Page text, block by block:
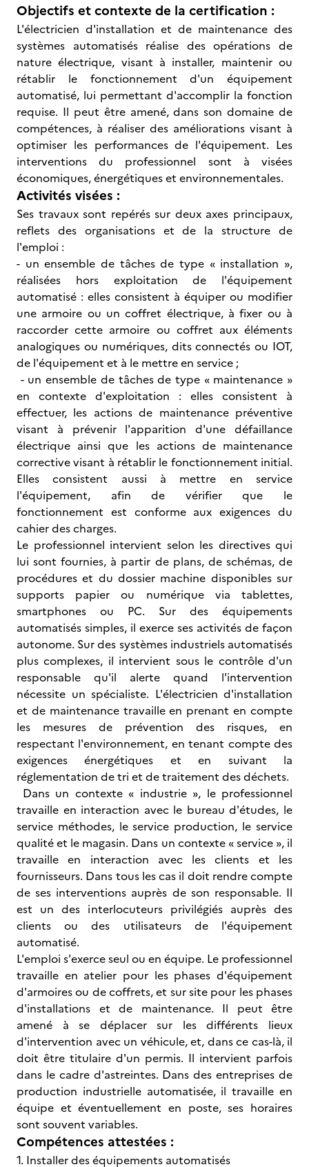
Objectifs et contexte de la certification :
L'électricien d'installation et de maintenance des
systèmes automatisés réalise des opérations de
nature électrique, visant à installer, maintenir ou
rétablir le fonctionnement d'un équipement
automatisé, lui permettant d'accomplir la fonction
requise. Il peut être amené, dans son domaine de
compétences, à réaliser des améliorations visant à
optimiser les performances de l'équipement. Les
interventions du professionnel sont à visées
économiques, énergétiques et environnementales.
Activités visées :
Ses travaux sont repérés sur deux axes principaux,
reflets des organisations et de la structure de
l'emploi :
- un ensemble de tâches de type « installation »,
réalisées hors exploitation de l'équipement
automatisé : elles consistent à équiper ou modifier
une armoire ou un coffret électrique, à fixer ou à
raccorder cette armoire ou coffret aux éléments
analogiques ou numériques, dits connectés ou IOT,
de l'équipement et à le mettre en service ;
- un ensemble de tâches de type « maintenance »
en contexte d'exploitation : elles consistent à
effectuer, les actions de maintenance préventive
visant à prévenir l'apparition d'une défaillance
électrique ainsi que les actions de maintenance
corrective visant à rétablir le fonctionnement initial.
Elles consistent aussi à mettre en service
l'équipement, afin de vérifier que le
fonctionnement est conforme aux exigences du
cahier des charges.
Le professionnel intervient selon les directives qui
lui sont fournies, à partir de plans, de schémas, de
procédures et du dossier machine disponibles sur
supports papier ou numérique via tablettes,
smartphones ou PC. Sur des équipements
automatisés simples, il exerce ses activités de façon
autonome. Sur des systèmes industriels automatisés
plus complexes, il intervient sous le contrôle d'un
responsable qu'il alerte quand l'intervention
nécessite un spécialiste. L'électricien d'installation
et de maintenance travaille en prenant en compte
les mesures de prévention des risques, en
respectant l'environnement, en tenant compte des
exigences énergétiques et en suivant la
réglementation de tri et de traitement des déchets.
Dans un contexte « industrie », le professionnel
travaille en interaction avec le bureau d'études, le
service méthodes, le service production, le service
qualité et le magasin. Dans un contexte « service », il
travaille en interaction avec les clients et les
fournisseurs. Dans tous les cas il doit rendre compte
de ses interventions auprès de son responsable. Il
est un des interlocuteurs privilégiés auprès des
clients ou des utilisateurs de l'équipement
automatisé.
L'emploi s'exerce seul ou en équipe. Le professionnel
travaille en atelier pour les phases d'équipement
d'armoires ou de coffrets, et sur site pour les phases
d'installations et de maintenance. Il peut être
amené à se déplacer sur les différents lieux
d'intervention avec un véhicule, et, dans ce cas-là, il
doit être titulaire d'un permis. Il intervient parfois
dans le cadre d'astreintes. Dans des entreprises de
production industrielle automatisée, il travaille en
équipe et éventuellement en poste, ses horaires
sont souvent variables.
Compétences attestées :
1. Installer des équipements automatisés